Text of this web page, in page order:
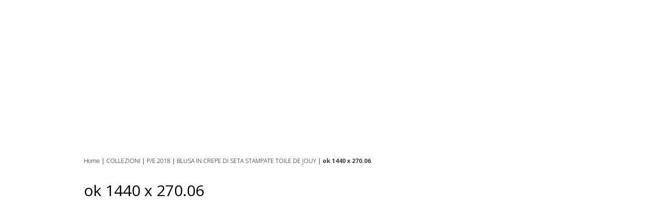
Home | COLLEZIONI | P/E 2018 | BLUSA IN CREPE DI SETA STAMPATE TOILE DE JOUY | ok 1440 x 270.06
ok 1440 x 270.06